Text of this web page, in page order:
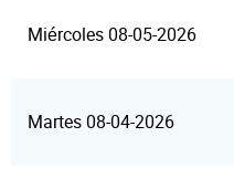
Miércoles 08-05-2026
Martes 08-04-2026